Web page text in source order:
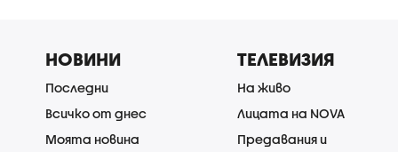
НОВИНИ
Последни
Всичко от днес
Моята новина
ТЕЛЕВИЗИЯ
На живо
Лицата на NOVA
Предавания и